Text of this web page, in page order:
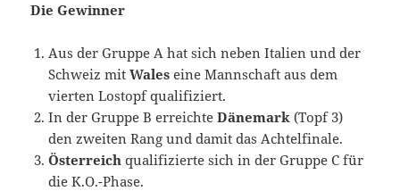
Die Gewinner
Aus der Gruppe A hat sich neben Italien und der
Schweiz mitWales eine Mannschaft aus dem
vierten Lostopf qualifiziert.
In der Gruppe B erreichteDänemark (Topf 3)
den zweiten Rang und damit das Achtelfinale.
Österreich qualifizierte sich in der Gruppe C für
die K.O.-Phase.